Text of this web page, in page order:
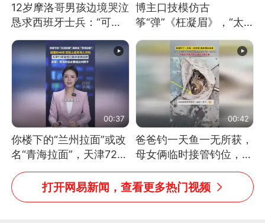
12岁摩洛哥男孩边境哭泣
恳求西班牙士兵：“可不
可以不要把我遣返回国”
博主口技模仿古
筝“弹”《枉凝眉》，“太
像了～你是吃古筝长大的
吗？”“或将成为首位考级
不带古筝的选手。”（来
源：新华每日电讯）
00:37
你楼下的“兰州拉面”或改
名“青海拉面”，天津72家
面馆已集体更换招牌
00:42
爸爸钓一天鱼一无所获，
母女俩临时接管钓位，用
玩具鱼竿钓上大鱼
打开网易新闻，查看更多热门视频